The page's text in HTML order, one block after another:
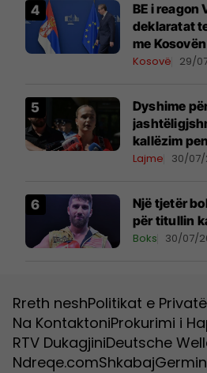
BE i reagon
deklaratat
me Kosovën
Kosovë 29/
Dyshime
kallëzim
Ramës dhe
Lajme 30/
Një tjetër
për titullin
Boks 30/07/
Rreth neshPolitikat e
Na KontaktoniProkurimi i
RTV DukagjiniDeutsche
Ndreqe.comShkabajGermin